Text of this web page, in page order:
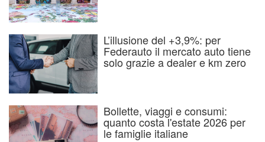
L’illusione del +3,9%: per
Federauto il mercato auto tiene
solo grazie a dealer e km zero
Bollette, viaggi e consumi:
quanto costa l'estate 2026 per
le famiglie italiane